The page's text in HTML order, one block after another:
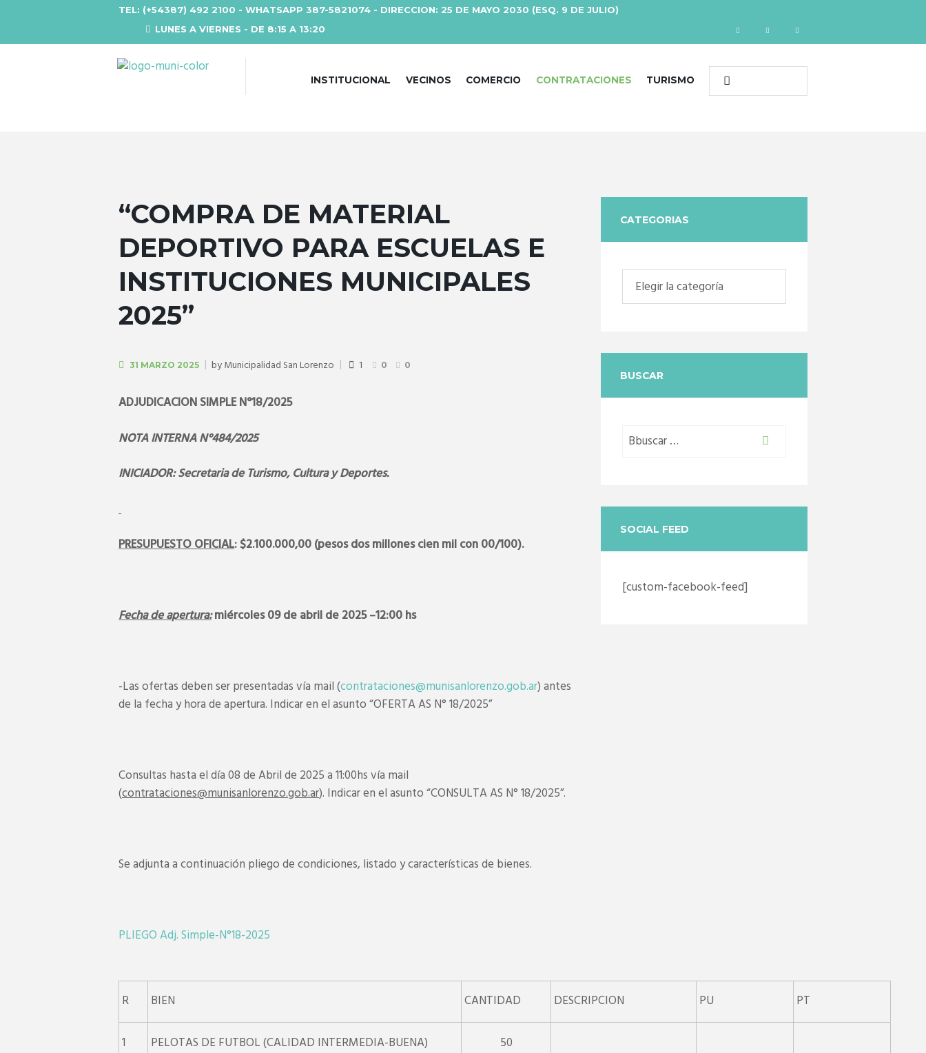
TEL: (+54387) 492 2100 - WHATSAPP 387-5821074 - DIRECCION: 25 DE MAYO 2030 (ESQ. 9 DE JULIO)
LUNES A VIERNES - DE 8:15 A 13:20
INSTITUCIONAL VECINOS COMERCIO CONTRATACIONES TURISMO
“COMPRA DE MATERIAL
DEPORTIVO PARA ESCUELAS E
INSTITUCIONES MUNICIPALES
2025”
31 MARZO 2025 byMunicipalidad San Lorenzo 1 0 0
ADJUDICACION SIMPLE N°18/2025
NOTA INTERNA N°484/2025
INICIADOR: Secretaria de Turismo, Cultura y Deportes.
PRESUPUESTO OFICIAL: $2.100.000,00 (pesos dos millones cien mil con 00/100).
Fecha de apertura:miércoles 09 de abrilde 2025 –12:00 hs
-Las ofertas deben ser presentadas vía mail (contrataciones@munisanlorenzo.gob.ar) antes
de la fecha y hora de apertura. Indicar en el asunto “OFERTA AS N° 18/2025”
Consultas hasta el día 08 de Abril de 2025 a 11:00hs vía mail
(contrataciones@munisanlorenzo.gob.ar). Indicar en el asunto “CONSULTA AS N° 18/2025”.
Se adjunta a continuación pliego de condiciones, listado y características de bienes.
PLIEGO Adj. Simple-N°18-2025
R BIEN CANTIDAD DESCRIPCION PU PT
1 PELOTAS DE FUTBOL (CALIDAD INTERMEDIA-BUENA) 50
CATEGORIAS
Categorias
BUSCAR
SOCIAL FEED
[custom-facebook-feed]